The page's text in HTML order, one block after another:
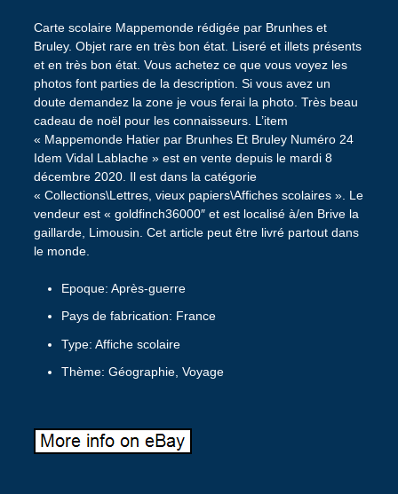
Carte scolaire Mappemonde rédigée par Brunhes et
Bruley. Objet rare en très bon état. Liseré et illets présents
et en très bon état. Vous achetez ce que vous voyez les
photos font parties de la description. Si vous avez un
doute demandez la zone je vous ferai la photo. Très beau
cadeau de noël pour les connaisseurs. L’item
« Mappemonde Hatier par Brunhes Et Bruley Numéro 24
Idem Vidal Lablache » est en vente depuis le mardi 8
décembre 2020. Il est dans la catégorie
« Collections\Lettres, vieux papiers\Affiches scolaires ». Le
vendeur est « goldfinch36000″ et est localisé à/en Brive la
gaillarde, Limousin. Cet article peut être livré partout dans
le monde.
Epoque: Après-guerre
Pays de fabrication: France
Type: Affiche scolaire
Thème: Géographie, Voyage